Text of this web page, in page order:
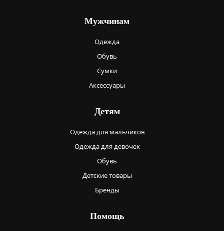
Мужчинам
Одежда
Обувь
Сумки
Аксессуары
Детям
Одежда для мальчиков
Одежда для девочек
Обувь
Детские товары
Бренды
Помощь